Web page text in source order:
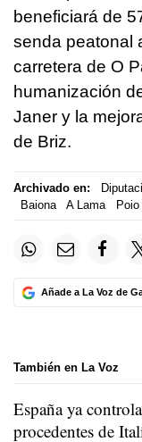
beneficiará de
senda peatonal
carretera de O
humanización
Janer y la
de Briz.
Archivado en:
Baiona
A Lama Poio
Añade a La Voz de
También en La Voz
España ya
procedentes de